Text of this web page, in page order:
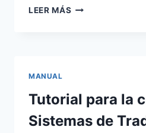
LEER MÁS LA
MANUAL
Tutorial para la
Sistemas de